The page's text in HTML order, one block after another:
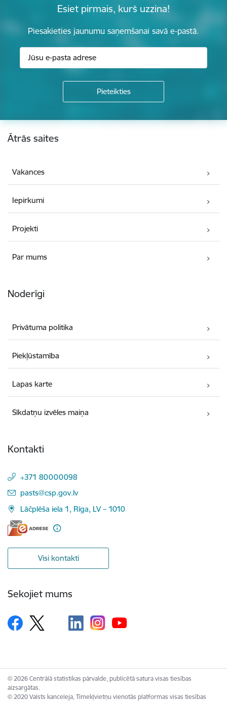
Esiet pirmais, kurš uzzina!
Piesakieties jaunumu saņemšanai savā e-pastā.
Kājene
Ātrās saites
Vakances
Iepirkumi
Projekti
Par mums
Noderīgi
Privātuma politika
Piekļūstamība
Lapas karte
Sīkdatņu izvēles maiņa
Kontakti
+371 80000098
E-pasts:
pasts@csp.gov.lv
Lāčplēša iela 1, Rīga, LV – 1010
Visi kontakti
Sekojiet mums
© 2026 Centrālā statistikas pārvalde, publicētā satura visas tiesības
aizsargātas.
© 2020 Valsts kanceleja, Tīmekļvietņu vienotās platformas visas tiesības